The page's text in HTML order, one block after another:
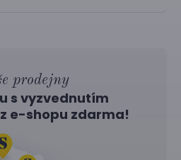
prodejny
s vyzvednutím
e-shopu zdarma!